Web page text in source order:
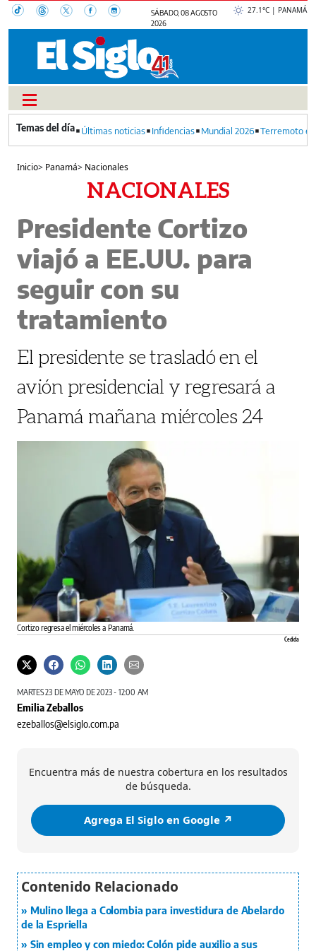
SÁBADO, 08 AGOSTO
2026
27.1°C | PANAMÁ
Últimas noticias Infidencias Mundial 2026 Terremoto
Inicio> Panamá> Nacionales
NACIONALES
Presidente Cortizo
viajó a EE.UU. para
seguir con su
tratamiento
El presidente se trasladó en el
avión presidencial y regresará a
Panamá mañana miércoles 24
Cortizo regresa el miércoles a Panamá.
Cedida
MARTES 23 DE MAYO DE 2023 - 12:00 AM
Emilia Zeballos
ezeballos@elsiglo.com.pa
Encuentra más de nuestra cobertura en los resultados
de búsqueda.
Agrega El Siglo en Google ↗️
Mulino llega a Colombia para investidura de Abelardo
de la Espriella
Sin empleo y con miedo: Colón pide auxilio a sus